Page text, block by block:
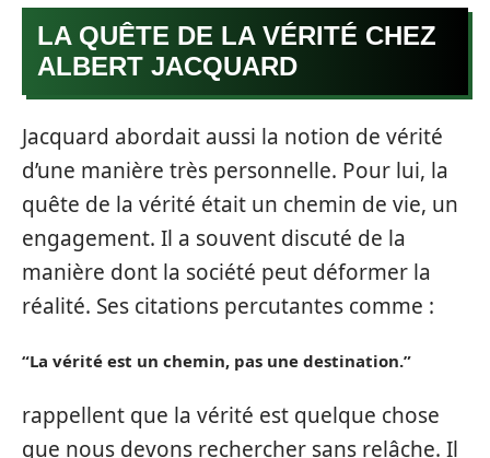
LA QUÊTE DE LA VÉRITÉ CHEZ
ALBERT JACQUARD
Jacquard abordait aussi la notion de vérité
d’une manière très personnelle. Pour lui, la
quête de la vérité était un chemin de vie, un
engagement. Il a souvent discuté de la
manière dont la société peut déformer la
réalité. Ses citations percutantes comme :
“La vérité est un chemin, pas une destination.”
rappellent que la vérité est quelque chose
que nous devons rechercher sans relâche. Il